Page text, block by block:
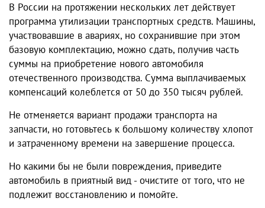
В России на протяжении нескольких лет действует
программа утилизации транспортных средств. Машины,
участвовавшие в авариях, но сохранившие при этом
базовую комплектацию, можно сдать, получив часть
суммы на приобретение нового автомобиля
отечественного производства. Сумма выплачиваемых
компенсаций колеблется от 50 до 350 тысяч рублей.
Не отменяется вариант продажи транспорта на
запчасти, но готовьтесь к большому количеству хлопот
и затраченному времени на завершение процесса.
Но какими бы не были повреждения, приведите
автомобиль в приятный вид - очистите от того, что не
подлежит восстановлению и помойте.